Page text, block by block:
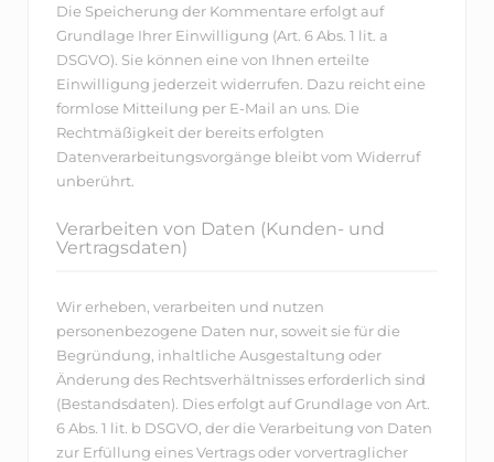
Die Speicherung der Kommentare erfolgt auf
Grundlage Ihrer Einwilligung (Art. 6 Abs. 1 lit. a
DSGVO). Sie können eine von Ihnen erteilte
Einwilligung jederzeit widerrufen. Dazu reicht eine
formlose Mitteilung per E-Mail an uns. Die
Rechtmäßigkeit der bereits erfolgten
Datenverarbeitungsvorgänge bleibt vom Widerruf
unberührt.
Verarbeiten von Daten (Kunden- und
Vertragsdaten)
Wir erheben, verarbeiten und nutzen
personenbezogene Daten nur, soweit sie für die
Begründung, inhaltliche Ausgestaltung oder
Änderung des Rechtsverhältnisses erforderlich sind
(Bestandsdaten). Dies erfolgt auf Grundlage von Art.
6 Abs. 1 lit. b DSGVO, der die Verarbeitung von Daten
zur Erfüllung eines Vertrags oder vorvertraglicher